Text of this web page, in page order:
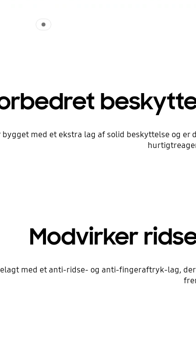
bygget med et ekstra lag af solid beskyttelse og
Modvirker
med et anti-ridse- og anti-fingeraftryk-lag,